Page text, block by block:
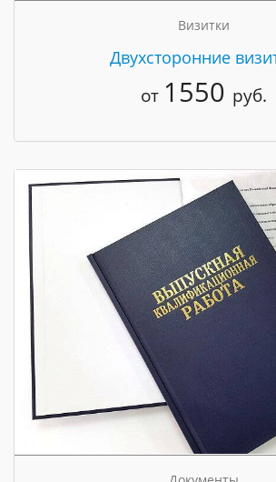
Визитки
Двухсторонние
от 1550 руб.